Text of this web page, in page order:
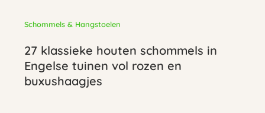
Schommels & Hangstoelen
27 klassieke houten schommels in
Engelse tuinen vol rozen en
buxushaagjes